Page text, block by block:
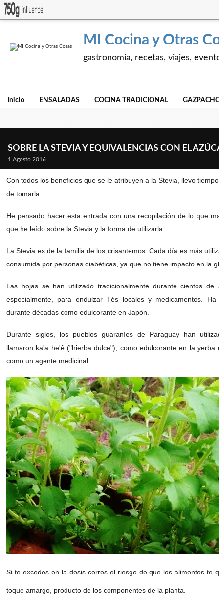
MI Cocina y Otras
gastronomía, recetas, viajes,
Inicio ENSALADAS COCINA TRADICIONAL
SOBRE LA STEVIA Y EQUIVALENCIAS CON EL
1 Agosto 2016
Con todos los beneficios que se le atribuyen a la Stevia, llevo
de tomarla.
He pensado hacer esta entrada con una recopilación de lo que
que he leído sobre la Stevia y la forma de utilizarla.
La Stevia es de la familia de los crisantemos. Cada día es más
consumida por personas diabéticas, ya que no tiene impacto en la
Las hojas se han utilizado tradicionalmente durante cientos
especialmente, para endulzar Tés locales y medicamentos.
durante décadas como edulcorante en Japón.
Durante siglos, los pueblos guaraníes de Paraguay han
llamaron ka'a he'ê ("hierba dulce"), como edulcorante en la
como un agente medicinal.
Si te excedes en la dosis corres el riesgo de que los alimentos te
toque amargo, producto de los componentes de la planta.